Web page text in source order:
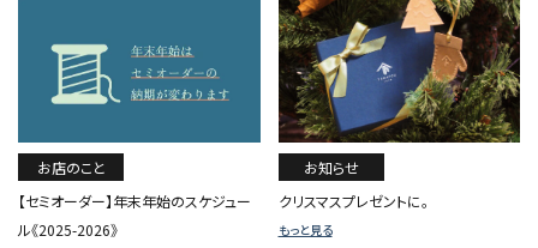
お店のこと
【セミオーダー】年末年始のスケジュー
ル《2025-2026》
お知らせ
クリスマスプレゼントに。
もっと見る